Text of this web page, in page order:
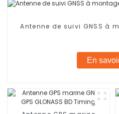
Antenne de suivi GNSS à
En